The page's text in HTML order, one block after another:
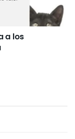
a los